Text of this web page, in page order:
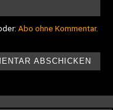
Abo ohne Kommentar.